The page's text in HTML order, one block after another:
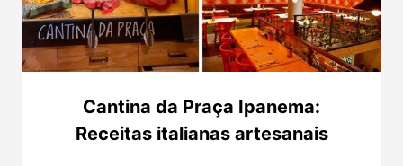
Cantina da Praça Ipanema:
Receitas italianas artesanais